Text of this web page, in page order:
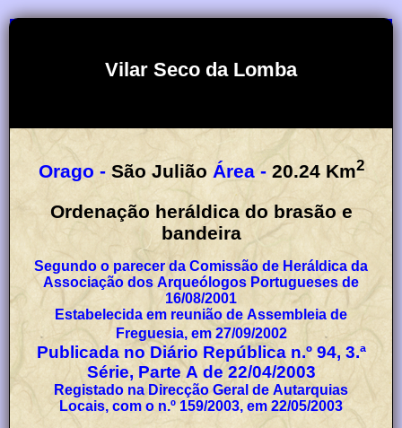
Vilar Seco da Lomba
Orago - São Julião Área - 20.24 Km2
Ordenação heráldica do brasão e
bandeira
Segundo o parecer da Comissão de Heráldica da
Associação dos Arqueólogos Portugueses de
16/08/2001
Estabelecida em reunião de Assembleia de
Freguesia, em 27/09/2002
Publicada no Diário República n.º 94, 3.ª
Série, Parte A de 22/04/2003
Registado na Direcção Geral de Autarquias
Locais, com o n.º 159/2003, em 22/05/2003